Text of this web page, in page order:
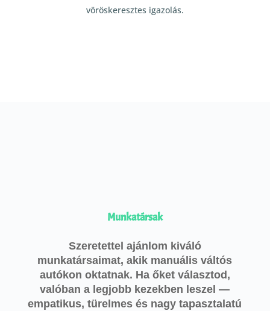
vöröskeresztes igazolás.
Munkatársak
Szeretettel ajánlom kiváló
munkatársaimat, akik manuális váltós
autókon oktatnak. Ha őket választod,
valóban a legjobb kezekben leszel —
empatikus, türelmes és nagy tapasztalatú